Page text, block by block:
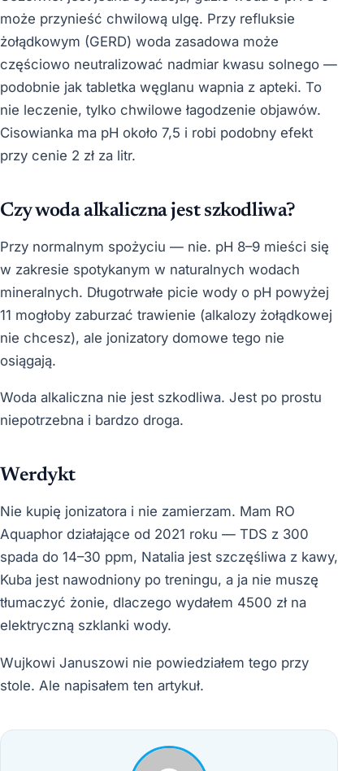
może przynieść chwilową ulgę. Przy refluksie
żołądkowym (GERD) woda zasadowa może
częściowo neutralizować nadmiar kwasu solnego —
podobnie jak tabletka węglanu wapnia z apteki. To
nie leczenie, tylko chwilowe łagodzenie objawów.
Cisowianka ma pH około 7,5 i robi podobny efekt
przy cenie 2 zł za litr.
Czy woda alkaliczna jest szkodliwa?
Przy normalnym spożyciu — nie. pH 8–9 mieści się
w zakresie spotykanym w naturalnych wodach
mineralnych. Długotrwałe picie wody o pH powyżej
11 mogłoby zaburzać trawienie (alkalozy żołądkowej
nie chcesz), ale jonizatory domowe tego nie
osiągają.
Woda alkaliczna nie jest szkodliwa. Jest po prostu
niepotrzebna i bardzo droga.
Werdykt
Nie kupię jonizatora i nie zamierzam. Mam RO
Aquaphor działające od 2021 roku — TDS z 300
spada do 14–30 ppm, Natalia jest szczęśliwa z kawy,
Kuba jest nawodniony po treningu, a ja nie muszę
tłumaczyć żonie, dlaczego wydałem 4500 zł na
elektryczną szklanki wody.
Wujkowi Januszowi nie powiedziałem tego przy
stole. Ale napisałem ten artykuł.